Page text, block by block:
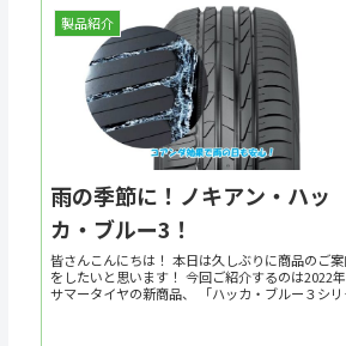
製品紹介
雨の季節に！ノキアン・ハッ
カ・ブルー3！
皆さんこんにちは！ 本日は久しぶりに商品のご
をしたいと思います！ 今回ご紹介するのは2022
サマータイヤの新商品、 「ハッカ・ブルー３シリ